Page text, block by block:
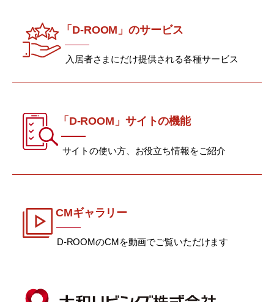
「D-ROOM」のサービス
入居者さまにだけ提供される各種サービス
「D-ROOM」サイトの機能
サイトの使い方、お役立ち情報をご紹介
CMギャラリー
D-ROOMのCMを動画でご覧いただけます